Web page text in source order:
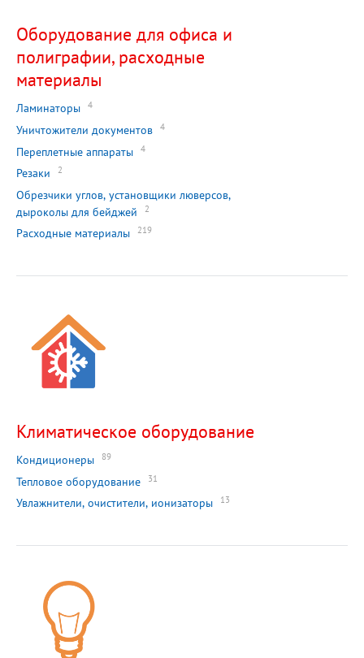
Оборудование для офиса и
полиграфии, расходные
материалы
Ламинаторы 4
Уничтожители документов 4
Переплетные аппараты 4
Резаки 2
Обрезчики углов, установщики люверсов,
дыроколы для бейджей
2
Расходные материалы 219
Климатическое оборудование
Кондиционеры 89
Тепловое оборудование 31
Увлажнители, очистители, ионизаторы 13